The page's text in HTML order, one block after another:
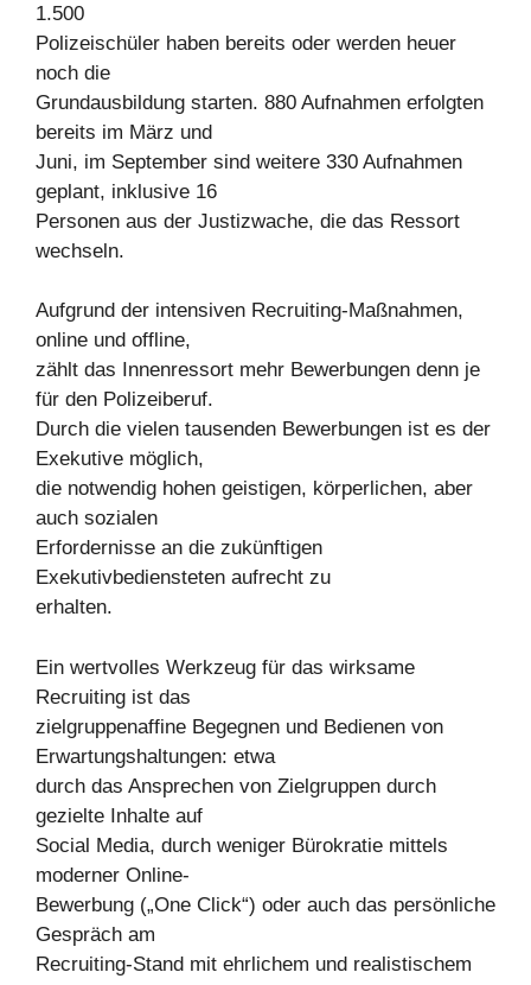
1.500
Polizeischüler haben bereits oder werden heuer
noch die
Grundausbildung starten. 880 Aufnahmen erfolgten
bereits im März und
Juni, im September sind weitere 330 Aufnahmen
geplant, inklusive 16
Personen aus der Justizwache, die das Ressort
wechseln.
Aufgrund der intensiven Recruiting-Maßnahmen,
online und offline,
zählt das Innenressort mehr Bewerbungen denn je
für den Polizeiberuf.
Durch die vielen tausenden Bewerbungen ist es der
Exekutive möglich,
die notwendig hohen geistigen, körperlichen, aber
auch sozialen
Erfordernisse an die zukünftigen
Exekutivbediensteten aufrecht zu
erhalten.
Ein wertvolles Werkzeug für das wirksame
Recruiting ist das
zielgruppenaffine Begegnen und Bedienen von
Erwartungshaltungen: etwa
durch das Ansprechen von Zielgruppen durch
gezielte Inhalte auf
Social Media, durch weniger Bürokratie mittels
moderner Online-
Bewerbung („One Click“) oder auch das persönliche
Gespräch am
Recruiting-Stand mit ehrlichem und realistischem